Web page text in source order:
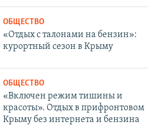
ОБЩЕСТВО
«Отдых с талонами на бензин»:
курортный сезон в Крыму
ОБЩЕСТВО
«Включен режим тишины и
красоты». Отдых в прифронтовом
Крыму без интернета и бензина